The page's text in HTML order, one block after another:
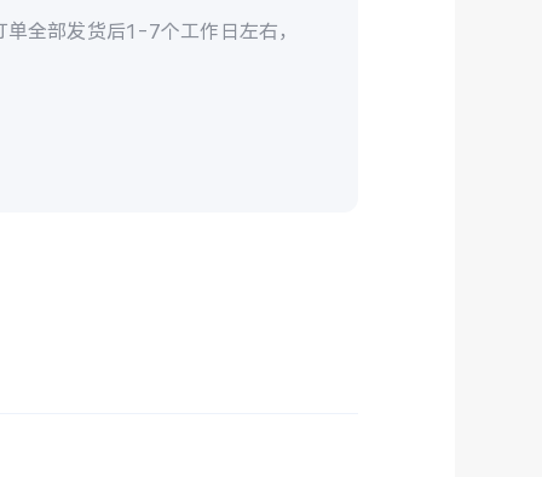
全部发货后1-7个工作日左右，